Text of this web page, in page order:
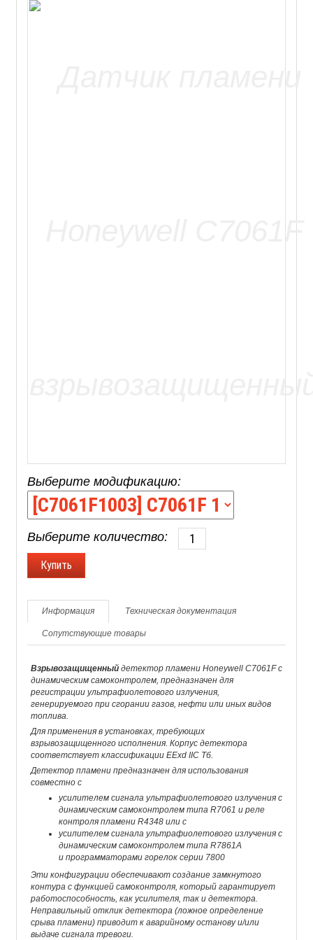
Выберите модификацию:
Выберите количество:
Информация Техническая документация
Сопутствующие товары
Взрывозащищенный детектор пламени Honeywell С7061F с
динамическим самоконтролем, предназначен для
регистрации ультрафиолетового излучения,
генерируемого при сгорании газов, нефти или иных видов
топлива.
Для применения в установках, требующих
взрывозащищенного исполнения. Корпус детектора
соответствует классификации EExd IIC Тб.
Детектор пламени предназначен для использования
совместно с
усилителем сигнала ультрафиолетового излучения с
динамическим самоконтролем типа R7061 и реле
контроля пламени R4348 или с
усилителем сигнала ультрафиолетового излучения с
динамическим самоконтролем типа R7861A
и программаторами горелок серии 7800
Эти конфигурации обеспечивают создание замкнутого
контура с функцией самоконтроля, который гарантирует
работоспособность, как усилителя, так и детектора.
Неправильный отклик детектора (ложное определение
срыва пламени) приводит к аварийному останову и/или
выдаче сигнала тревоги.